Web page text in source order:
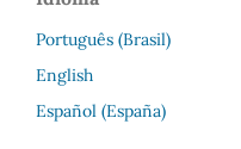
Português (Brasil)
English
Español (España)